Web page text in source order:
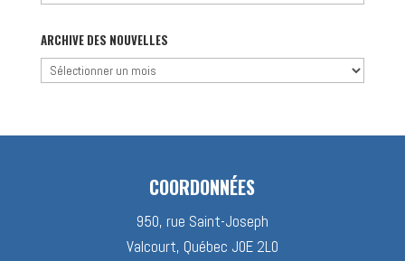
catégorie
ARCHIVE DES NOUVELLES
Archive
COORDONNÉES
950, rue Saint-Joseph
Valcourt, Québec J0E 2L0